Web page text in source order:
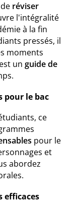
réviser
l'intégralité
à la fin
pressés, il
moments
un guide de
pour le bac
ce
pour le
et
abordez
efficaces